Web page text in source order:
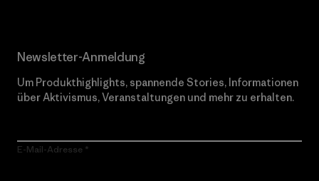
Newsletter-Anmeldung
Um Produkthighlights, spannende Stories, Informationen
über Aktivismus, Veranstaltungen und mehr zu erhalten.
E-Mail-Adresse